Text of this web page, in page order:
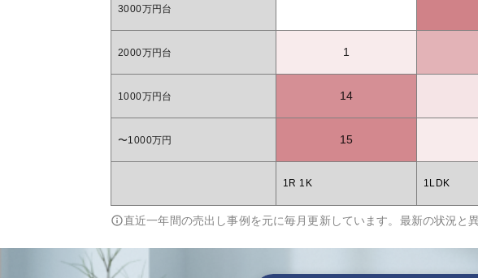
3000万円台
2000万円台 1
1000万円台 14
〜1000万円 15
1R 1K 1LDK
直近一年間の売出し事例を元に毎月更新しています。最新の状況と